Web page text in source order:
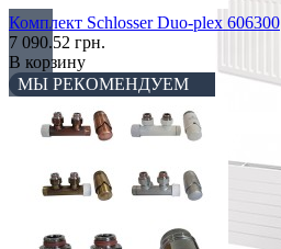
Гигиенические
Комплект Schlosser Duo-plex 606300
7 090.52 грн.
В корзину
МЫ РЕКОМЕНДУЕМ